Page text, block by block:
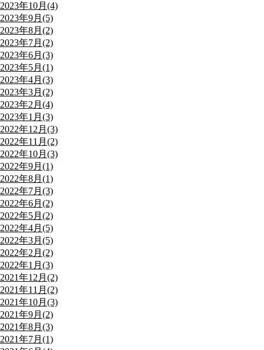
2023年10月(4)
2023年9月(5)
2023年8月(2)
2023年7月(2)
2023年6月(3)
2023年5月(1)
2023年4月(3)
2023年3月(2)
2023年2月(4)
2023年1月(3)
2022年12月(3)
2022年11月(2)
2022年10月(3)
2022年9月(1)
2022年8月(1)
2022年7月(3)
2022年6月(2)
2022年5月(2)
2022年4月(5)
2022年3月(5)
2022年2月(2)
2022年1月(3)
2021年12月(2)
2021年11月(2)
2021年10月(3)
2021年9月(2)
2021年8月(3)
2021年7月(1)